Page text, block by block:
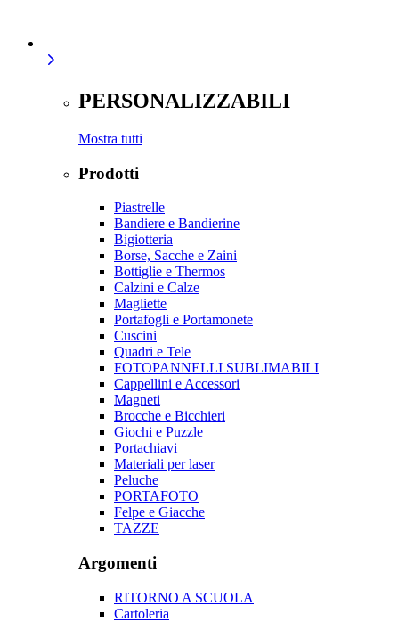
PERSONALIZZABILI
Mostra tutti
Prodotti
Piastrelle
Bandiere e Bandierine
Bigiotteria
Borse, Sacche e Zaini
Bottiglie e Thermos
Calzini e Calze
Magliette
Portafogli e Portamonete
Cuscini
Quadri e Tele
FOTOPANNELLI SUBLIMABILI
Cappellini e Accessori
Magneti
Brocche e Bicchieri
Giochi e Puzzle
Portachiavi
Materiali per laser
Peluche
PORTAFOTO
Felpe e Giacche
TAZZE
Argomenti
RITORNO A SCUOLA
Cartoleria